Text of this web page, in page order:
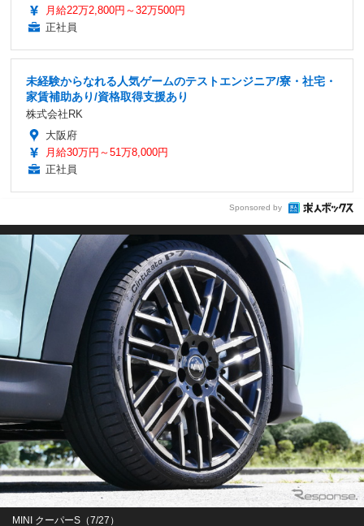
月給22万2,800円～32万500円
正社員
未経験からなれる人気ゲームのテストエンジニア/寮・社宅・
家賃補助あり/資格取得支援あり
株式会社RK
大阪府
月給30万円～51万8,000円
正社員
Sponsored by
MINI クーパーS（7/27）